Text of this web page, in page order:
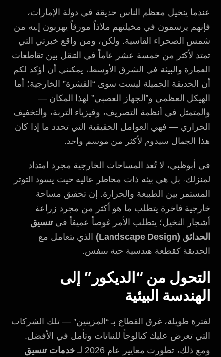
عندما يتخيل معظم الناس حديقة في دولة الإمارات،
فإنهم يرسمون في مخيلتهم ملاذاً مورقاً يهربون إليه من
شمس الصحراء القاسية. ولكن، ومن واقع خبرتي التي
تمتد لأكثر من خمسة عشر عاماً في التنقل بين تقاطعات
العمارة والبيئة في الشرق الأوسط، يمكنني أن أؤكد لكم
أن الحديقة الجميلة ليست سوى “القشرة” الخارجية؛ أما
الهيكل العظمي و”الجهاز العصبي” لهذا المكان —
والمتمثل في أنظمة التصريف، وفيزياء التربة، والتخفيف
الحراري — فهي العوامل الحقيقية التي تحدد ما إذا كان
هذا الجمال سيدوم لأكثر من موسم واحد.
في أبوظبي، لا تُعد المساحات الخارجية مجرد امتداد
لمنزلك، بل هي بيئة ذات مخاطر عالية حيث يسود التوتر
المستمر بين الطبيعة والحرارة. إن تحقيق مساحة
خارجية فاخرة يتطلب ما هو أكثر من مجرد زراعة
أشجار النخيل؛ يتطلب الأمر غوصاً عميقاً فيتنسيق
الحدائق (Landscape Design)
الذي يتعامل مع
الحديقة كقطعة هندسية حية تتنفس.
التحول من “الديكور” إلى
الهندسة البيئية
لفترة طويلة، غرق القطاع بـ “المزينين” — تلك الشركات
التي تعرض عليك كتالوجاً للنباتات وتأمل في الأفضل.
ومع ذلك، تطورت معايير عام 2026 لـ
خدمات تنسيق